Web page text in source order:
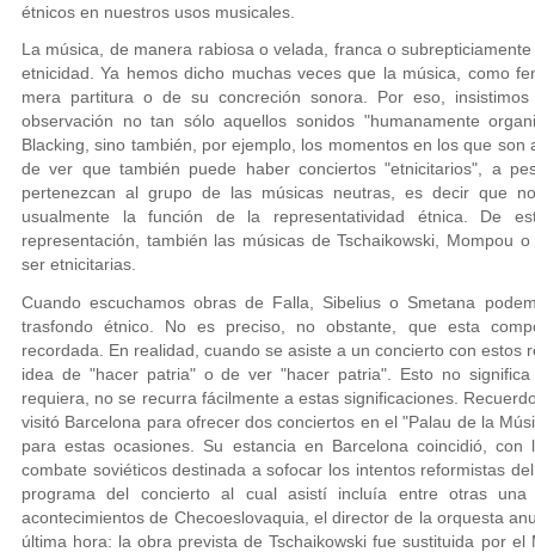
étnicos en nuestros usos musicales.
La música, de manera rabiosa o velada, franca o
etnicidad. Ya hemos dicho muchas veces que la música, como
mera partitura o de su concreción sonora. Por eso,
observación no tan sólo aquellos sonidos "humanamente
Blacking, sino también, por ejemplo, los momentos en los que
de ver que también puede haber conciertos "etnicitarios", a
pertenezcan al grupo de las músicas neutras, es decir que
usualmente la función de la representatividad étnica. De
representación, también las músicas de Tschaikowski, Mompou
ser etnicitarias.
Cuando escuchamos obras de Falla, Sibelius o Smetana
trasfondo étnico. No es preciso, no obstante, que esta
recordada. En realidad, cuando se asiste a un concierto con estos
idea de "hacer patria" o de ver "hacer patria". Esto no
requiera, no se recurra fácilmente a estas significaciones.
visitó Barcelona para ofrecer dos conciertos en el "Palau de la
para estas ocasiones. Su estancia en Barcelona coincidió,
combate soviéticos destinada a sofocar los intentos reformistas
programa del concierto al cual asistí incluía entre otras
acontecimientos de Checoeslovaquia, el director de la orquesta
última hora: la obra prevista de Tschaikowski fue sustituida por